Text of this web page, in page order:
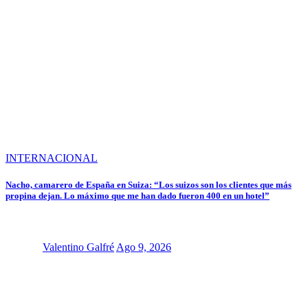
INTERNACIONAL
Nacho, camarero de España en Suiza: “Los suizos son los clientes que más
propina dejan. Lo máximo que me han dado fueron 400 en un hotel”
Valentino Galfré Ago 9, 2026